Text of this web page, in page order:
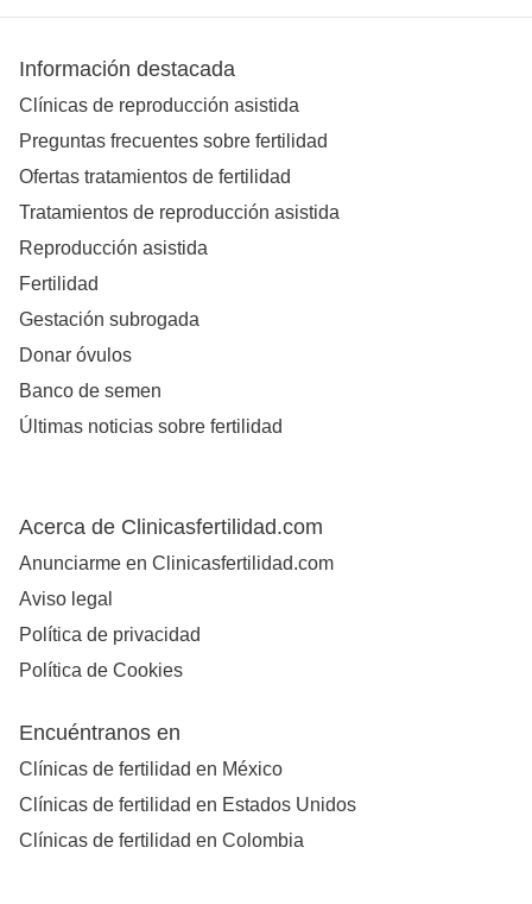
Información destacada
Clínicas de reproducción asistida
Preguntas frecuentes sobre fertilidad
Ofertas tratamientos de fertilidad
Tratamientos de reproducción asistida
Reproducción asistida
Fertilidad
Gestación subrogada
Donar óvulos
Banco de semen
Últimas noticias sobre fertilidad
Acerca de Clinicasfertilidad.com
Anunciarme en Clinicasfertilidad.com
Aviso legal
Política de privacidad
Política de Cookies
Encuéntranos en
Clínicas de fertilidad en México
Clínicas de fertilidad en Estados Unidos
Clínicas de fertilidad en Colombia